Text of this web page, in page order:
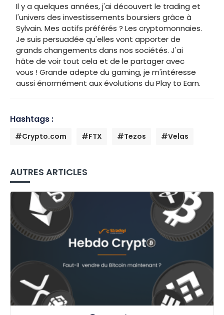
Il y a quelques années, j'ai découvert le trading et
l'univers des investissements boursiers grâce à
Sylvain. Mes actifs préférés ? Les cryptomonnaies.
Je suis persuadée qu'elles vont apporter de
grands changements dans nos sociétés. J'ai
hâte de voir tout cela et de le partager avec
vous ! Grande adepte du gaming, je m'intéresse
aussi énormément aux évolutions du Play to Earn.
Hashtags :
#Crypto.com #FTX #Tezos #Velas
AUTRES ARTICLES